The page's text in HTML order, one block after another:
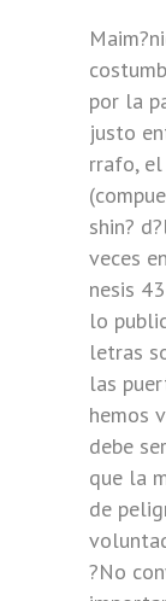
por la
justo
rrafo, el
shin?
veces
nesis
lo
letras
las
hemos
debe
que la
de
?No